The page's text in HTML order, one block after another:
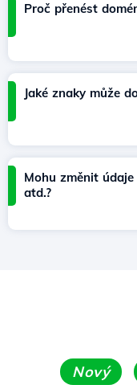
Proč přenést
Jaké znaky může
Mohu změnit
atd.?
Nový